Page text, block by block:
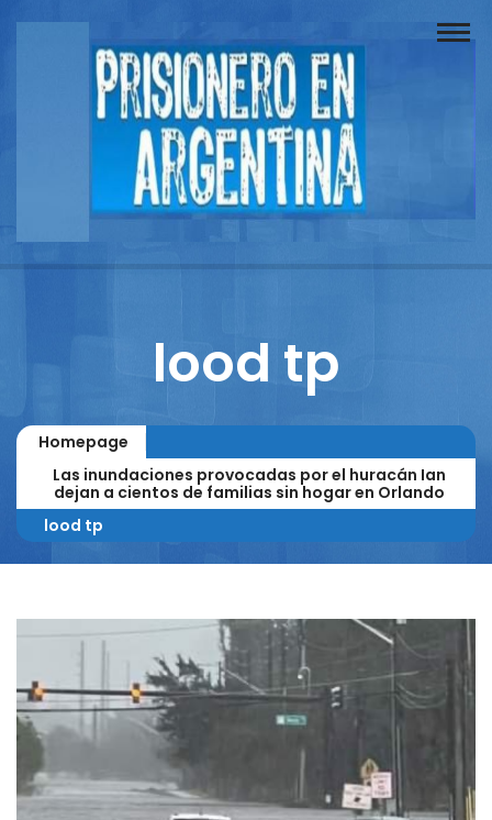
Buscador
Documentos
Columnistas
Contacto
lood tp
Homepage
Las inundaciones provocadas por el huracán Ian
dejan a cientos de familias sin hogar en Orlando
lood tp